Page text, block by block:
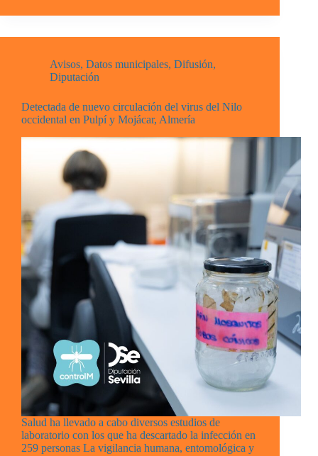
Avisos, Datos municipales, Difusión,
Diputación
Detectada de nuevo circulación del virus del Nilo
occidental en Pulpí y Mojácar, Almería
Salud ha llevado a cabo diversos estudios de
laboratorio con los que ha descartado la infección en
259 personas La vigilancia humana, entomológica y